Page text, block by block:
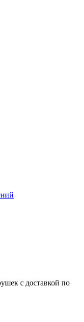
с доставкой по